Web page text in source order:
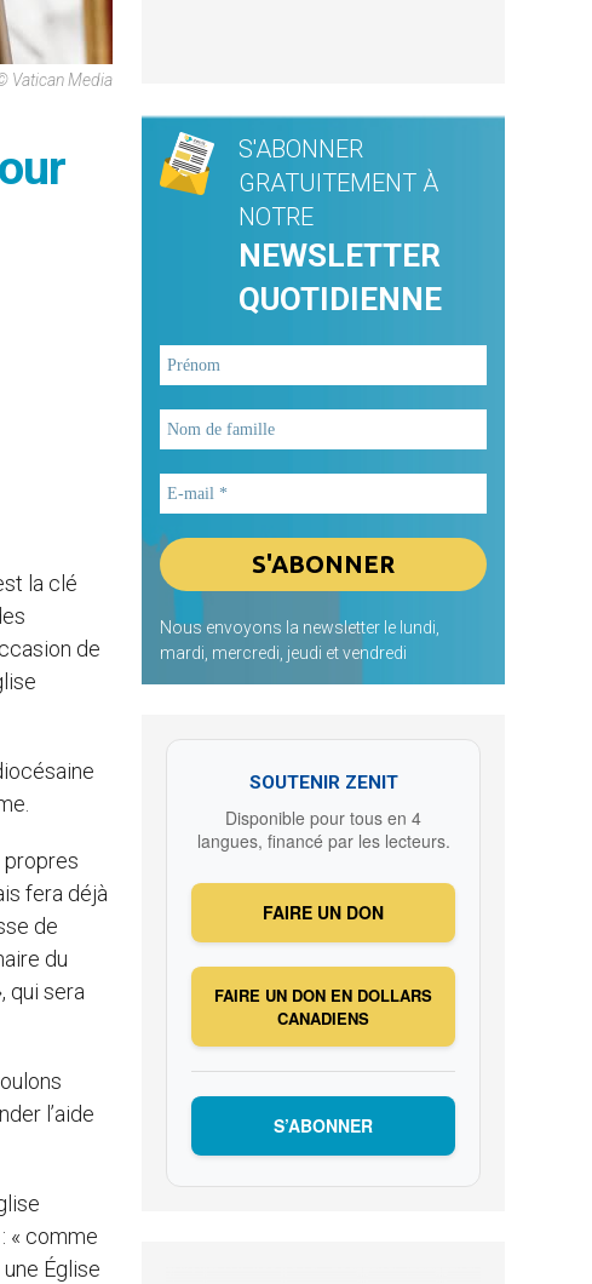
Vatican Media
la clé
de
propres
fera déjà
de
du
qui sera
l’aide
« comme
Église
S'ABONNER
GRATUITEMENT À
NOTRE
NEWSLETTER
QUOTIDIENNE
Nous envoyons la newsletter le lundi,
mardi, mercredi, jeudi et vendredi
SOUTENIR ZENIT
Disponible pour tous en 4
langues, financé par les lecteurs.
FAIRE UN DON
FAIRE UN DON EN DOLLARS
CANADIENS
S’ABONNER